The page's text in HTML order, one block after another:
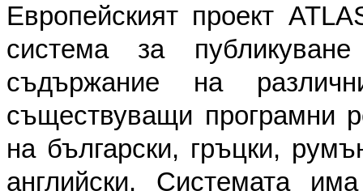
Европейският проект
система за
съдържание на
съществуващи програмни
на български, гръцки,
английски. Системата